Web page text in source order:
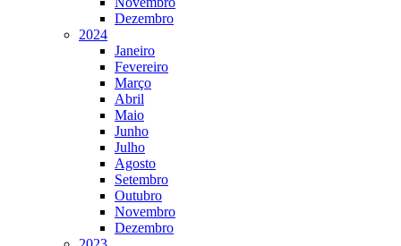
Dezembro
2024
Janeiro
Fevereiro
Março
Abril
Maio
Junho
Julho
Agosto
Setembro
Outubro
Novembro
Dezembro